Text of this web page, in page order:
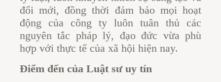
đổi mới, đồng thời đảm bảo mọi hoạt
động của công ty luôn tuân thủ các
nguyên tắc pháp lý, đạo đức vừa phù
hợp với thực tế của xã hội hiện nay.
Điểm đến của Luật sư uy tín